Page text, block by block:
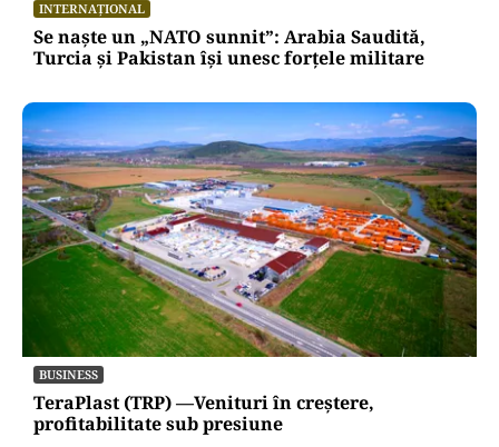
INTERNAȚIONAL
Se naște un „NATO sunnit”: Arabia Saudită,
Turcia și Pakistan își unesc forțele militare
BUSINESS
TeraPlast (TRP) —Venituri în creștere,
profitabilitate sub presiune